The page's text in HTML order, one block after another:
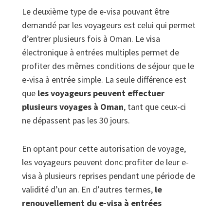
Le deuxième type de e-visa pouvant être
demandé par les voyageurs est celui qui permet
d’entrer plusieurs fois à Oman. Le visa
électronique à entrées multiples permet de
profiter des mêmes conditions de séjour que le
e-visa à entrée simple. La seule différence est
que les voyageurs peuvent effectuer
plusieurs voyages à Oman, tant que ceux-ci
ne dépassent pas les 30 jours.
En optant pour cette autorisation de voyage,
les voyageurs peuvent donc profiter de leur e-
visa à plusieurs reprises pendant une période de
validité d’un an. En d’autres termes, le
renouvellement du e-visa à entrées